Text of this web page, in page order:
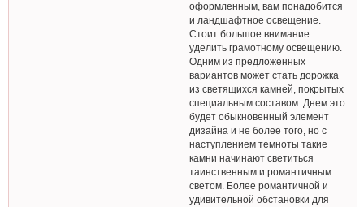
оформленным, вам понадобится
и ландшафтное освещение.
Стоит большое внимание
уделить грамотному освещению.
Одним из предложенных
вариантов может стать дорожка
из светящихся камней, покрытых
специальным составом. Днем это
будет обыкновенный элемент
дизайна и не более того, но с
наступлением темноты такие
камни начинают светиться
таинственным и романтичным
светом. Более романтичной и
удивительной обстановки для